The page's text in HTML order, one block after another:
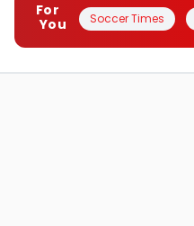
For
You
Soccer Times